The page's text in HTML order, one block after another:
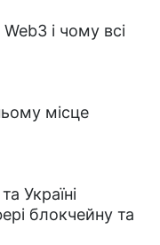
і чому всі
місце
Україні
блокчейну та